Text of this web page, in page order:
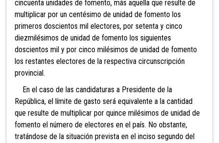
cincuenta unidades de fomento, más aquella que resulte de
multiplicar por un centésimo de unidad de fomento los
primeros doscientos mil electores, por setenta y cinco
diezmilésimos de unidad de fomento los siguientes
doscientos mil y por cinco milésimos de unidad de fomento
los restantes electores de la respectiva circunscripción
provincial.
En el caso de las candidaturas a Presidente de la
República, el límite de gasto será equivalente a la cantidad
que resulte de multiplicar por quince milésimos de unidad de
fomento el número de electores en el país. No obstante,
tratándose de la situación prevista en el inciso segundo del